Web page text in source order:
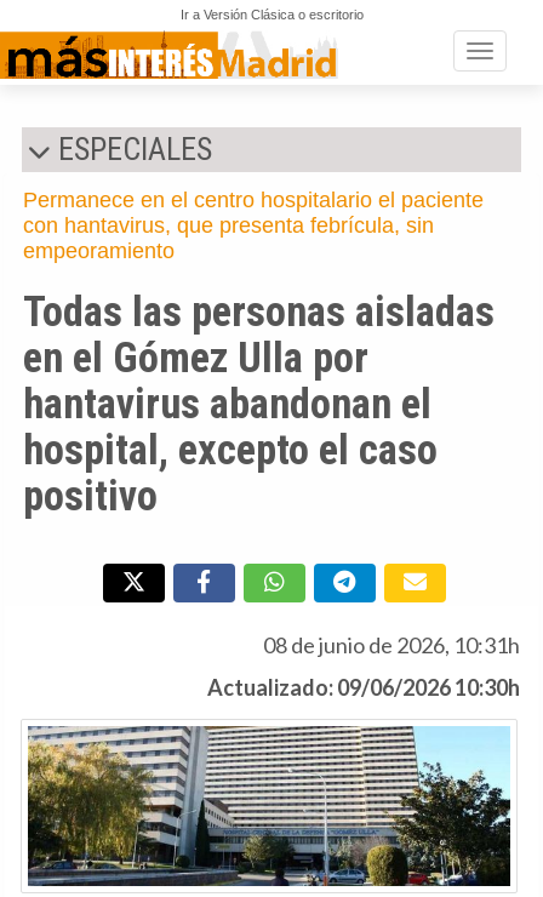
Ir a Versión Clásica o escritorio
Toggle
ESPECIALES
Permanece en el centro hospitalario el paciente
con hantavirus, que presenta febrícula, sin
empeoramiento
Todas las personas aisladas
en el Gómez Ulla por
hantavirus abandonan el
hospital, excepto el caso
positivo
08 de junio de 2026, 10:31h
Actualizado: 09/06/2026 10:30h